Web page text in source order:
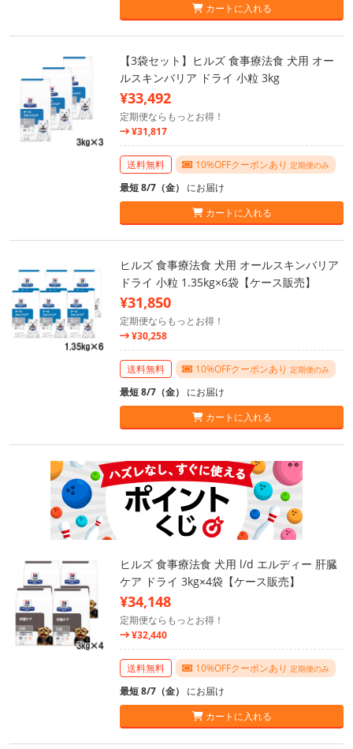
カートに入れる
【3袋セット】ヒルズ 食事療法食 犬用 オー
ルスキンバリア ドライ 小粒 3kg
¥33,492
定期便ならもっとお得！
¥31,817
送料無料 10%OFFクーポンあり 定期便のみ
最短 8/7（金） にお届け
カートに入れる
ヒルズ 食事療法食 犬用 オールスキンバリア
ドライ 小粒 1.35kg×6袋【ケース販売】
¥31,850
定期便ならもっとお得！
¥30,258
送料無料 10%OFFクーポンあり 定期便のみ
最短 8/7（金） にお届け
カートに入れる
ヒルズ 食事療法食 犬用 l/d エルディー 肝臓
ケア ドライ 3kg×4袋【ケース販売】
¥34,148
定期便ならもっとお得！
¥32,440
送料無料 10%OFFクーポンあり 定期便のみ
最短 8/7（金） にお届け
カートに入れる